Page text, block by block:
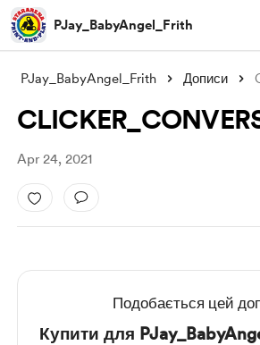
PJay_BabyAngel_Frith
PJay_BabyAngel_Frith Дописи
Apr 24, 2021
Подобається цей
Купити для